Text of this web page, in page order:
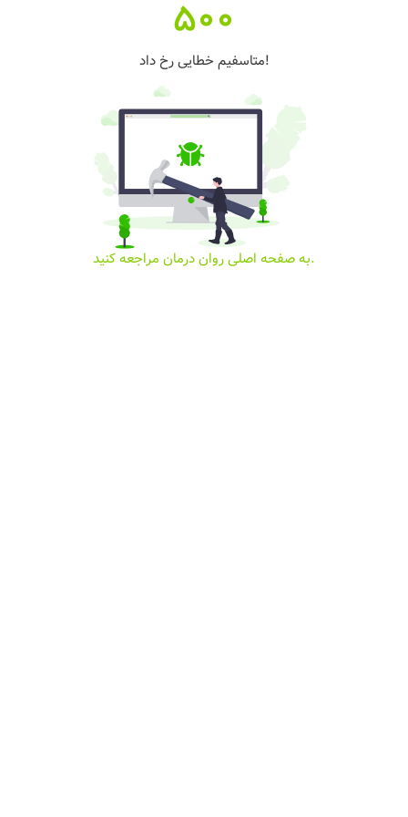
500
متاسفیم خطایی رخ داد!
به صفحه اصلی روان درمان مراجعه کنید.